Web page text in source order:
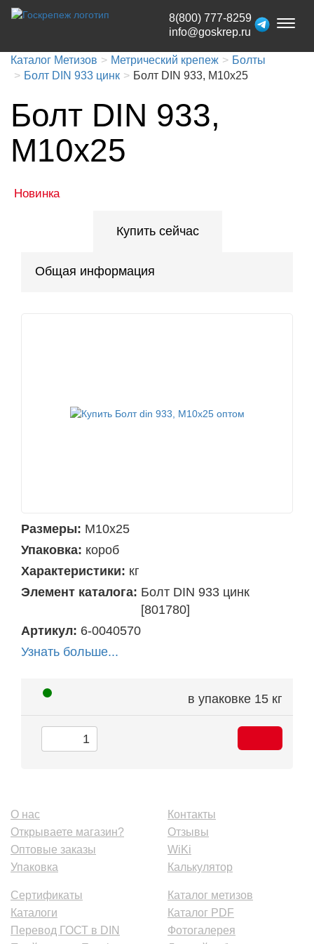
Toggle
8(800) 777-8259
info@goskrep.ru
Каталог Метизов Метрический крепеж
Болты
Болт DIN 933 цинк
Болт DIN 933, М10x25
Болт DIN 933,
М10x25
Новинка
Купить сейчас
Общая информация
Размеры: М10х25
Упаковка: короб
Характеристики: кг
Элемент каталога: Болт DIN 933 цинк
[801780]
Артикул: 6-0040570
Узнать больше...
в упаковке 15 кг
О нас
Открываете магазин?
Оптовые заказы
Упаковка
Контакты
Отзывы
WiKi
Калькулятор
Сертификаты
Каталоги
Перевод ГОСТ в DIN
Каталог метизов
Каталог PDF
Фотогалерея